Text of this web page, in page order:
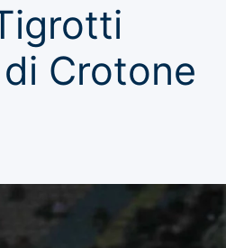
Crotone